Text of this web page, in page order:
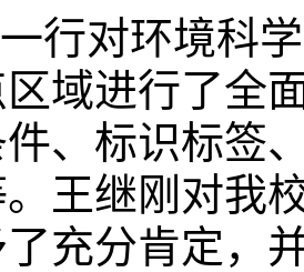
行对环境科
域进行了全
、标识标签
王继刚对我
充分肯定，